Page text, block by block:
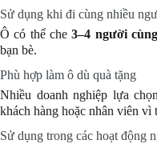
Sử dụng khi đi cùng nhiều
Ô có thể che3–4 người
bạn bè.
Phù hợp làm ô dù quà tặng
Nhiều doanh nghiệp lựa chọn
khách hàng hoặc nhân viên vì
Sử dụng trong các hoạt động